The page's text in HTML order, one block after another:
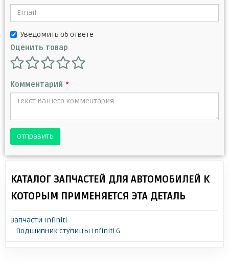
Уведомить об ответе
Оценить товар
Комментарий *
Отправить
КАТАЛОГ ЗАПЧАСТЕЙ ДЛЯ АВТОМОБИЛЕЙ К
КОТОРЫМ ПРИМЕНЯЕТСЯ ЭТА ДЕТАЛЬ
Запчасти Infiniti
Подшипник ступицы Infiniti G